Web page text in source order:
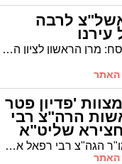
לרבה
לקראת חג הפסח: מרן הראשון לציון הגר"ש עמאר רבה של ירושלים שלח את ספרו להגר"ח פינטו
'פדיון פטר
הרה"צ רבי
שליט"א
בראשות האדמו"ר הגה"צ רבי רפאל אבוחצירא נערך מעמד פדיון פטר חמור במושב "צרופה" במעמד קהל רב | מיד לאחר מכן קיימו גם את מצוות "מתנות כהונה"